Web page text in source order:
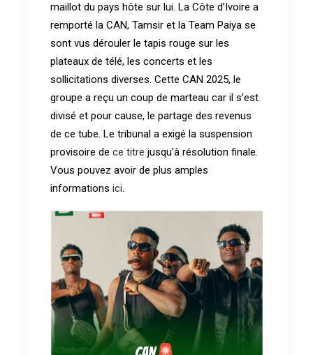
maillot du pays hôte sur lui. La Côte d’Ivoire a
remporté la CAN, Tamsir et la Team Paiya se
sont vus dérouler le tapis rouge sur les
plateaux de télé, les concerts et les
sollicitations diverses. Cette CAN 2025, le
groupe a reçu un coup de marteau car il s’est
divisé et pour cause, le partage des revenus
de ce tube. Le tribunal a exigé la suspension
provisoire de ce titre jusqu’à résolution finale.
Vous pouvez avoir de plus amples
informations ici.